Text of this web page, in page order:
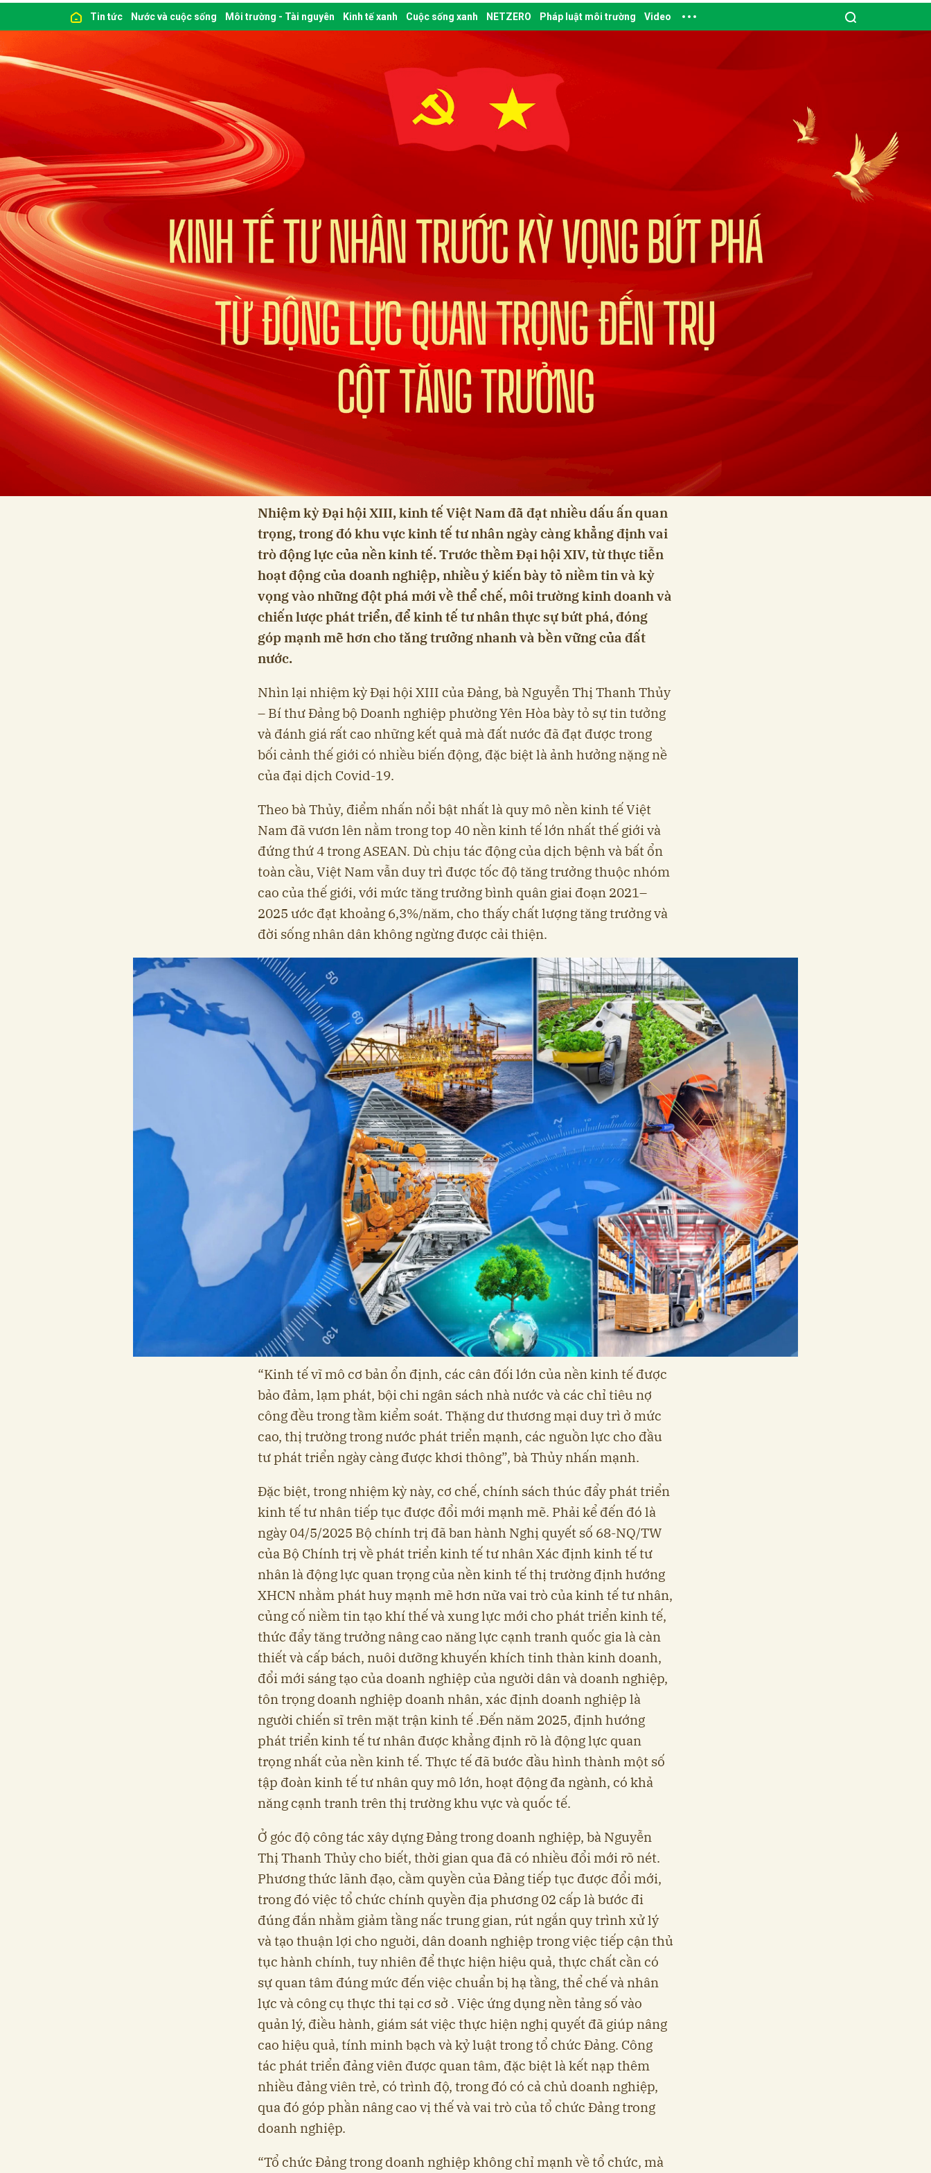
Tin tức Nước và cuộc sống Môi trường - Tài nguyên Kinh tế xanh Cuộc sống xanh NETZERO Pháp luật môi trường Video
Nhiệm kỳ Đại hội XIII, kinh tế Việt Nam đã đạt nhiều dấu ấn quan
trọng, trong đó khu vực kinh tế tư nhân ngày càng khẳng định vai
trò động lực của nền kinh tế. Trước thềm Đại hội XIV, từ thực tiễn
hoạt động của doanh nghiệp, nhiều ý kiến bày tỏ niềm tin và kỳ
vọng vào những đột phá mới về thể chế, môi trường kinh doanh và
chiến lược phát triển, để kinh tế tư nhân thực sự bứt phá, đóng
góp mạnh mẽ hơn cho tăng trưởng nhanh và bền vững của đất
nước.
Nhìn lại nhiệm kỳ Đại hội XIII của Đảng, bà Nguyễn Thị Thanh Thủy
– Bí thư Đảng bộ Doanh nghiệp phường Yên Hòa bày tỏ sự tin tưởng
và đánh giá rất cao những kết quả mà đất nước đã đạt được trong
bối cảnh thế giới có nhiều biến động, đặc biệt là ảnh hưởng nặng nề
của đại dịch Covid-19.
Theo bà Thủy, điểm nhấn nổi bật nhất là quy mô nền kinh tế Việt
Nam đã vươn lên nằm trong top 40 nền kinh tế lớn nhất thế giới và
đứng thứ 4 trong ASEAN. Dù chịu tác động của dịch bệnh và bất ổn
toàn cầu, Việt Nam vẫn duy trì được tốc độ tăng trưởng thuộc nhóm
cao của thế giới, với mức tăng trưởng bình quân giai đoạn 2021–
2025 ước đạt khoảng 6,3%/năm, cho thấy chất lượng tăng trưởng và
đời sống nhân dân không ngừng được cải thiện.
“Kinh tế vĩ mô cơ bản ổn định, các cân đối lớn của nền kinh tế được
bảo đảm, lạm phát, bội chi ngân sách nhà nước và các chỉ tiêu nợ
công đều trong tầm kiểm soát. Thặng dư thương mại duy trì ở mức
cao, thị trường trong nước phát triển mạnh, các nguồn lực cho đầu
tư phát triển ngày càng được khơi thông”, bà Thủy nhấn mạnh.
Đặc biệt, trong nhiệm kỳ này, cơ chế, chính sách thúc đẩy phát triển
kinh tế tư nhân tiếp tục được đổi mới mạnh mẽ. Phải kể đến đó là
ngày 04/5/2025 Bộ chính trị đã ban hành Nghị quyết số 68-NQ/TW
của Bộ Chính trị về phát triển kinh tế tư nhân Xác định kinh tế tư
nhân là động lực quan trọng của nền kinh tế thị trường định hướng
XHCN nhằm phát huy mạnh mẽ hơn nữa vai trò của kinh tế tư nhân,
củng cố niềm tin tạo khí thế và xung lực mới cho phát triển kinh tế,
thức đẩy tăng trưởng nâng cao năng lực cạnh tranh quốc gia là càn
thiết và cấp bách, nuôi dưỡng khuyến khích tinh thàn kinh doanh,
đổi mới sáng tạo của doanh nghiệp của người dân và doanh nghiệp,
tôn trọng doanh nghiệp doanh nhân, xác định doanh nghiệp là
người chiến sĩ trên mặt trận kinh tế .Đến năm 2025, định hướng
phát triển kinh tế tư nhân được khẳng định rõ là động lực quan
trọng nhất của nền kinh tế. Thực tế đã bước đầu hình thành một số
tập đoàn kinh tế tư nhân quy mô lớn, hoạt động đa ngành, có khả
năng cạnh tranh trên thị trường khu vực và quốc tế.
Ở góc độ công tác xây dựng Đảng trong doanh nghiệp, bà Nguyễn
Thị Thanh Thủy cho biết, thời gian qua đã có nhiều đổi mới rõ nét.
Phương thức lãnh đạo, cầm quyền của Đảng tiếp tục được đổi mới,
trong đó việc tổ chức chính quyền địa phương 02 cấp là bước đi
đúng đắn nhằm giảm tầng nấc trung gian, rút ngắn quy trình xử lý
và tạo thuận lợi cho nguời, dân doanh nghiệp trong việc tiếp cận thủ
tục hành chính, tuy nhiên để thực hiện hiệu quả, thực chất cần có
sự quan tâm đúng mức đến việc chuẩn bị hạ tầng, thể chế và nhân
lực và công cụ thực thi tại cơ sở . Việc ứng dụng nền tảng số vào
quản lý, điều hành, giám sát việc thực hiện nghị quyết đã giúp nâng
cao hiệu quả, tính minh bạch và kỷ luật trong tổ chức Đảng. Công
tác phát triển đảng viên được quan tâm, đặc biệt là kết nạp thêm
nhiều đảng viên trẻ, có trình độ, trong đó có cả chủ doanh nghiệp,
qua đó góp phần nâng cao vị thế và vai trò của tổ chức Đảng trong
doanh nghiệp.
“Tổ chức Đảng trong doanh nghiệp không chỉ mạnh về tổ chức, mà